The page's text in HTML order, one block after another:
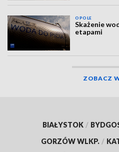
OPOLE
Skażenie
etapami
ZOBACZ
BIAŁYSTOK /
GORZÓW WLKP. /